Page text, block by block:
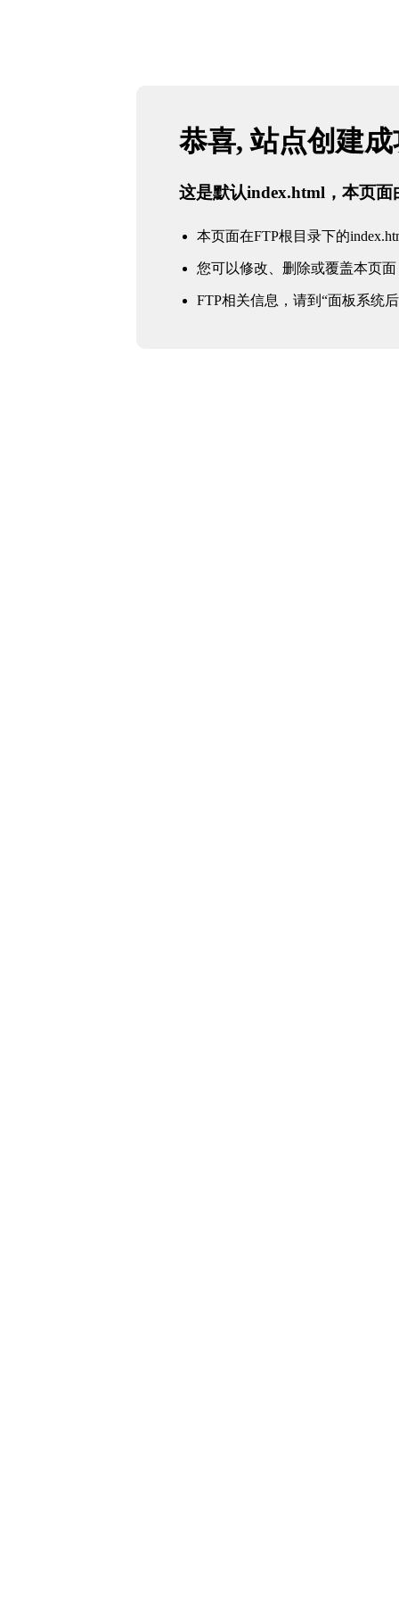
恭喜, 站点创建
这是默认index.html，本页面
本页面在FTP根目录下的
您可以修改、删除或覆盖本页面
FTP相关信息，请到“面板系统